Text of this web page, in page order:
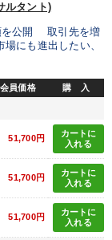
ルタント)
を公開 取引先を増
にも進出したい、
会員価格 購 入
51,700円
カートに
入れる
51,700円
カートに
入れる
51,700円
カートに
入れる